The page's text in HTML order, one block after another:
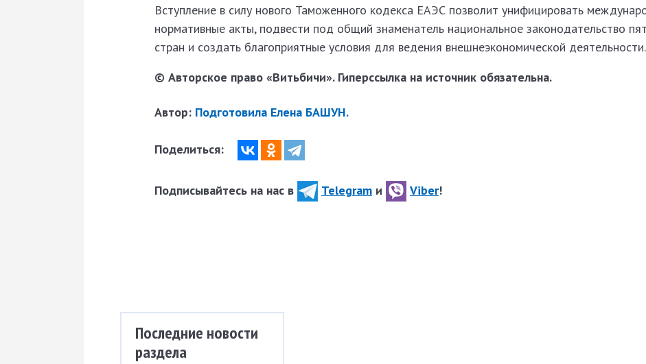
Вступление в силу нового Таможенного кодекса ЕАЭС позволит унифицировать
нормативные акты, подвести под общий знаменатель национальное законодательство
стран и создать благоприятные условия для ведения внешнеэкономической деятельности.
© Авторское право «Витьбичи». Гиперссылка на источник обязательна.
Автор: Подготовила Елена БАШУН.
Поделиться:
Подписывайтесь на нас в Telegram и Viber!
Последние новости
раздела